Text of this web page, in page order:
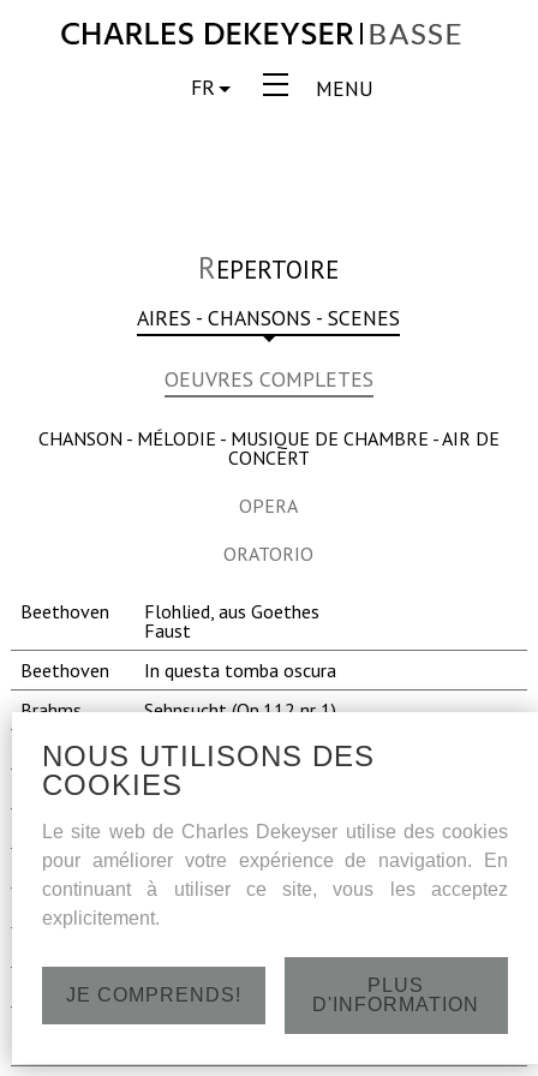
MENU
FR
REPERTOIRE
AIRES - CHANSONS - SCENES
OEUVRES COMPLETES
CHANSON - MÉLODIE - MUSIQUE DE CHAMBRE - AIR DE
CONCERT
OPERA
ORATORIO
Beethoven
Flohlied, aus Goethes
Faust
Beethoven
In questa tomba oscura
Brahms
Sehnsucht (Op.112 nr 1)
Brahms
Es raushet das Wasser
Brahms
Spatherbst (Op.92 nr 2)
Brahms
Warum (Op.92 nr 4)
Brahms
Liebeslieder-Walzer - op.52
Dargomisjki
Gladja na luch
Madrigal op.35
Ibert
Chanson de Don Quichotte
NOUS UTILISONS DES
COOKIES
Le site web de Charles Dekeyser utilise des cookies
pour améliorer votre expérience de navigation. En
continuant à utiliser ce site, vous les acceptez
explicitement.
JE COMPRENDS!
PLUS
D'INFORMATION